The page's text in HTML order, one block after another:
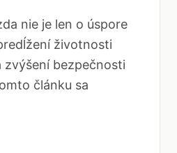
nie je len o úspore
životnosti
zvýšení bezpečnosti
článku sa